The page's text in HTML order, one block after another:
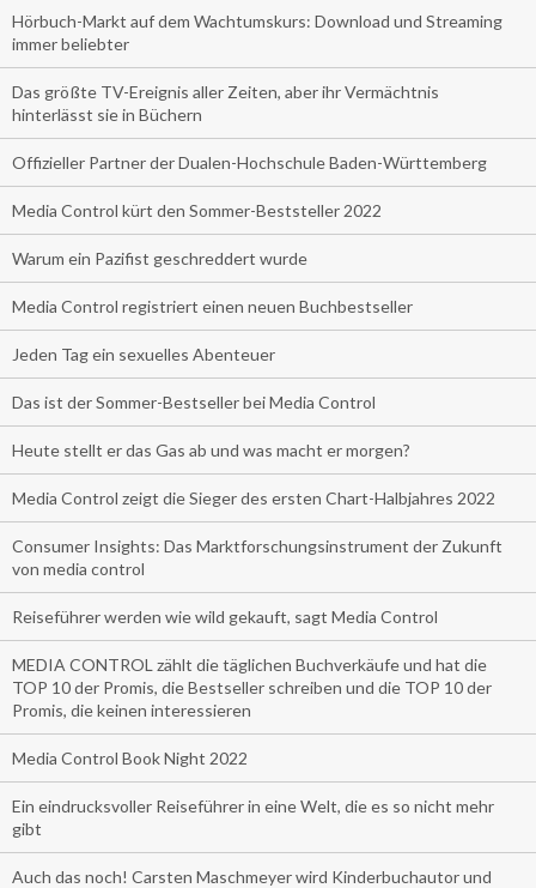
Hörbuch-Markt auf dem Wachtumskurs: Download und Streaming
immer beliebter
Das größte TV-Ereignis aller Zeiten, aber ihr Vermächtnis
hinterlässt sie in Büchern
Offizieller Partner der Dualen-Hochschule Baden-Württemberg
Media Control kürt den Sommer-Beststeller 2022
Warum ein Pazifist geschreddert wurde
Media Control registriert einen neuen Buchbestseller
Jeden Tag ein sexuelles Abenteuer
Das ist der Sommer-Bestseller bei Media Control
Heute stellt er das Gas ab und was macht er morgen?
Media Control zeigt die Sieger des ersten Chart-Halbjahres 2022
Consumer Insights: Das Marktforschungsinstrument der Zukunft
von media control
Reiseführer werden wie wild gekauft, sagt Media Control
MEDIA CONTROL zählt die täglichen Buchverkäufe und hat die
TOP 10 der Promis, die Bestseller schreiben und die TOP 10 der
Promis, die keinen interessieren
Media Control Book Night 2022
Ein eindrucksvoller Reiseführer in eine Welt, die es so nicht mehr
gibt
Auch das noch! Carsten Maschmeyer wird Kinderbuchautor und